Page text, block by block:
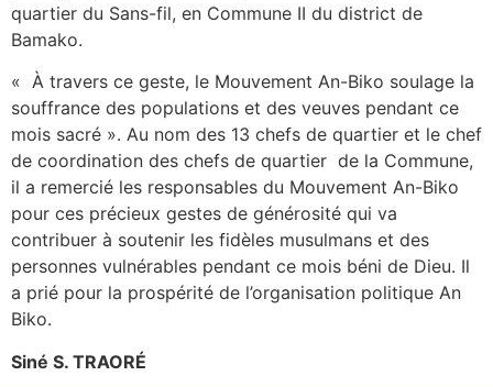
quartier du Sans-fil, en Commune II du district de
Bamako.
« À travers ce geste, le Mouvement An-Biko soulage la
souffrance des populations et des veuves pendant ce
mois sacré ». Au nom des 13 chefs de quartier et le chef
de coordination des chefs de quartier de la Commune,
il a remercié les responsables du Mouvement An-Biko
pour ces précieux gestes de générosité qui va
contribuer à soutenir les fidèles musulmans et des
personnes vulnérables pendant ce mois béni de Dieu. Il
a prié pour la prospérité de l’organisation politique An
Biko.
Siné S. TRAORÉ